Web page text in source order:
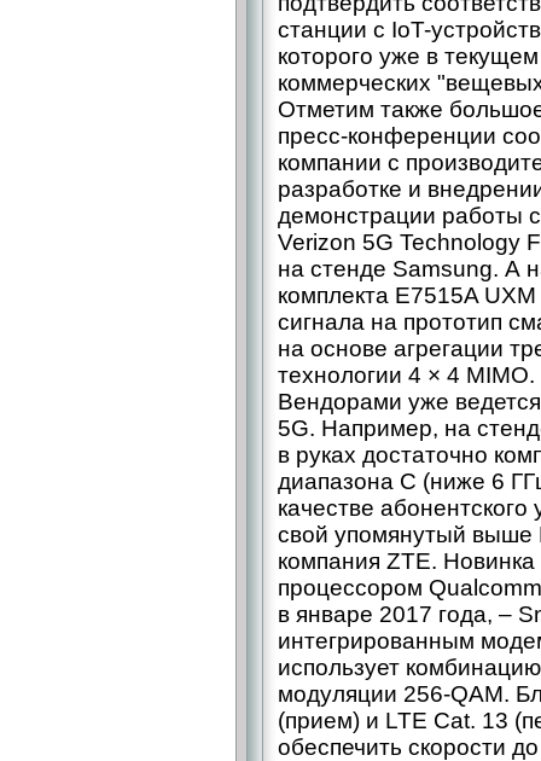
станции с IoT-
которого уже в
коммерческих
Отметим также
пресс-конференции
компании с
разработке и
демонстрации работы
Verizon 5G Technology
на стенде Samsung. А
комплекта E7515A
сигнала на прототип
на основе агрегации
технологии 4 × 4 MIMO.
Вендорами уже
5G. Например, на
в руках достаточно
диапазона C (ниже 6
качестве
свой упомянутый выше
компания ZTE.
процессором
в январе 2017 года, –
интегрированным
использует
модуляции 256-QAM.
(прием) и LTE Cat. 13
обеспечить скорости